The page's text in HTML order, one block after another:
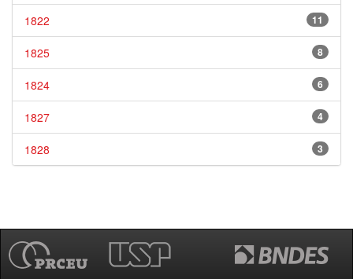
11
1822
8
1825
6
1824
4
1827
3
1828